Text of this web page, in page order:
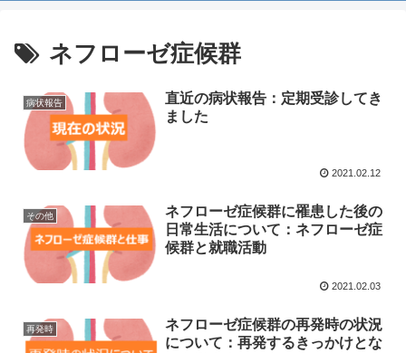
ネフローゼ症候群
病状報告
直近の病状報告：定期受診してき
ました
2021.02.12
その他
ネフローゼ症候群に罹患した後の
日常生活について：ネフローゼ症
候群と就職活動
2021.02.03
再発時
ネフローゼ症候群の再発時の状況
について：再発するきっかけとな